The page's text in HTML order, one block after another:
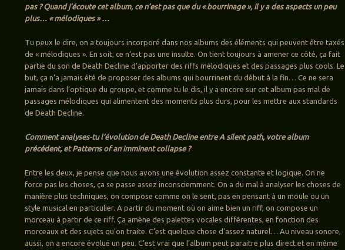
pas ? Quand j’écoute cet album, ce n’est pas que du « bourrinage », il y a des aspects un peu
plus… « mélodiques » …
Tu peux le dire, on a toujours incorporé dans nos albums des éléments qui peuvent être taxés
de « mélodiques ». En soit, ce n’est pas une insulte. On tient toujours à amener ce côté, ça fait
partie du son de Death Decline d’apporter des riffs mélodiques et des passages plus cools. Le
but, ça n’a jamais été de proposer des albums qui bourrinent du début à la fin… Ce ne sera
jamais dans l’optique du groupe, et comme tu le dis, il y a encore sur cet album pas mal de
passages mélodiques qui alimentent des moments plus durs, pour les mettre aux standards
de Death Decline.
Comment analyses-tu l’évolution de Death Decline entre A silent path, votre album
précédent, et Patterns of an imminent collapse ?
Entre les deux, je pense que nous avons une évolution assez constante et logique. On ne
force pas les choses, ça se passe assez inconsciemment. On a du mal à analyser les choses de
manière plus techniques, on compose comme on le sent, pas en pensant à un moule ou un
style musical en particulier. A partir du moment où on aime bien un riff, on compose un
morceau à partir de ce riff. Ça amène des palettes vocales différentes, en fonction des
morceaux et des sujets qu’on traite. C’est quelque chose d’assez naturel… Au niveau sonore,
aussi, on a encore évolué un peu. C’est vrai que l’album peut paraitre plus direct et en même